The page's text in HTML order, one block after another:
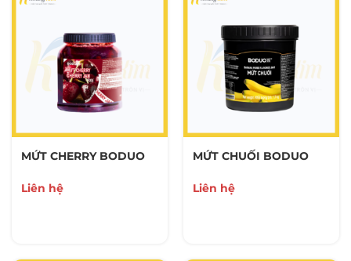
MỨT CHERRY BODUO
Liên hệ
MỨT CHUỐI BODUO
Liên hệ